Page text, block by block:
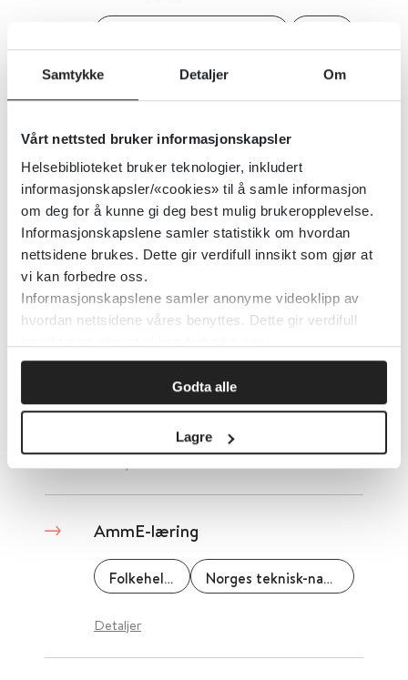
Samtykke Detaljer Om
Vårt nettsted bruker informasjonskapsler
Helsebiblioteket bruker teknologier, inkludert
informasjonskapsler/«cookies» til å samle informasjon
om deg for å kunne gi deg best mulig brukeropplevelse.
Informasjonskapslene samler statistikk om hvordan
nettsidene brukes. Dette gir verdifull innsikt som gjør at
vi kan forbedre oss.
Informasjonskapslene samler anonyme videoklipp av
hvordan nettsidene våres benyttes. Dette gir verdifull
Godta alle
Lagre
Detaljer
Amming og legemidler, Norsk
legemiddelhåndbok
Norsk legemiddelhåndbok
Detaljer
Amming og legemidler; hva bør du
vite? - Farmatid
Norsk Farmaceutisk Tidsskrift
AmmE-læring
Folkehelseinstituttet (FHI) Norges teknisk-naturvitenskaplige universitet (NTNU)
Detaljer